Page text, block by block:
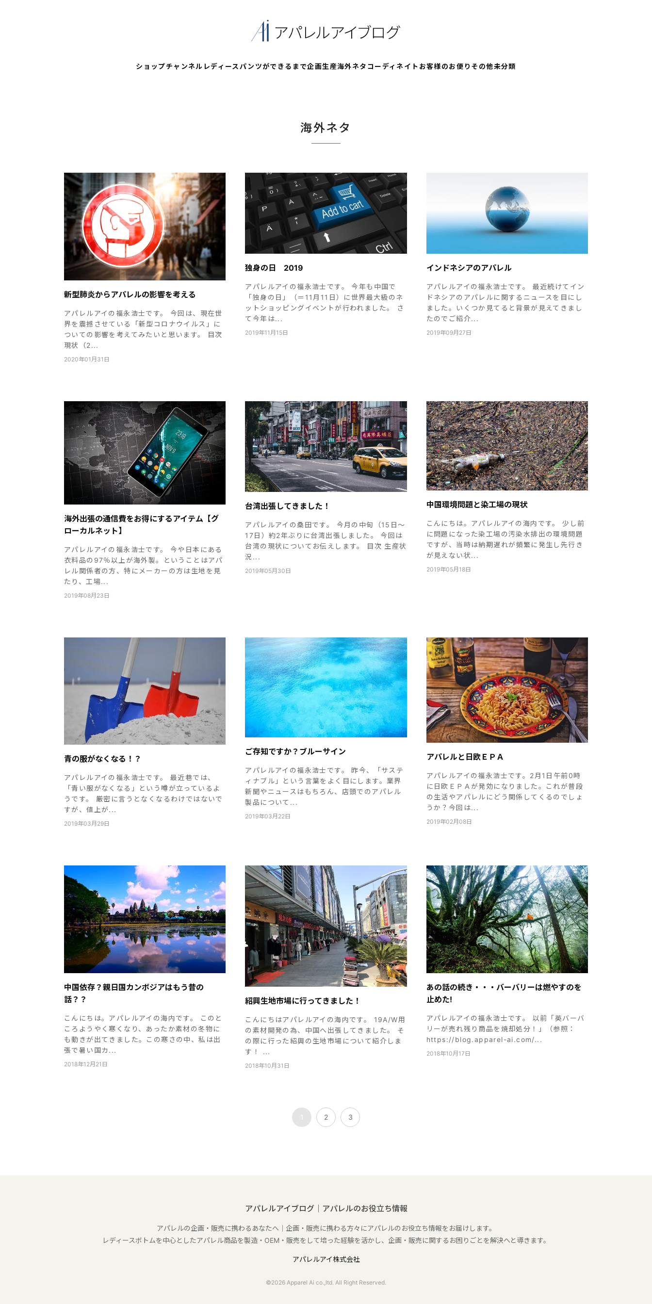
ショップチャンネル レディースパンツができるまで企画生産海外ネタ コーディネイト お客様のお便り その他未分類
海外ネタ
新型肺炎からアパレルの影響を考える
アパレルアイの福永浩士です。 今回は、現在世
界を震撼させている「新型コロナウイルス」に
ついての影響を考えてみたいと思います。 目次
現状（2...
2020年01月31日
独身の日 2019
アパレルアイの福永浩士です。 今年も中国で
「独身の日」（＝11月11日）に世界最大級のネ
ットショッピングイベントが行われました。 さ
て今年は...
2019年11月15日
インドネシアのアパレル
アパレルアイの福永浩士です。 最近続けてイン
ドネシアのアパレルに関するニュースを目にし
ました。いくつか見てると背景が見えてきまし
たのでご紹介...
2019年09月27日
海外出張の通信費をお得にするアイテム【グ
ローカルネット】
アパレルアイの福永浩士です。 今や日本にある
衣料品の97％以上が海外製。ということはアパ
レル関係者の方、特にメーカーの方は生地を見
たり、工場...
2019年08月23日
台湾出張してきました！
アパレルアイの桑田です。 今月の中旬（15日～
17日）約2年ぶりに台湾出張しました。 今回は
台湾の現状についてお伝えします。 目次 生産状
況...
2019年05月30日
中国環境問題と染工場の現状
こんにちは。アパレルアイの海内です。 少し前
に問題になった染工場の汚染水排出の環境問題
ですが、当時は納期遅れが頻繁に発生し先行き
が見えない状...
2019年05月18日
青の服がなくなる！？
アパレルアイの福永浩士です。 最近巷では、
「青い服がなくなる」という噂が立っているよ
うです。 厳密に言うとなくなるわけではないで
すが、値上が...
2019年03月29日
ご存知ですか？ブルーサイン
アパレルアイの福永浩士です。 昨今、「サステ
ィナブル」という言葉をよく目にします。業界
新聞やニュースはもちろん、店頭でのアパレル
製品について...
2019年03月22日
アパレルと日欧ＥＰＡ
アパレルアイの福永浩士です。2月1日午前0時
に日欧ＥＰＡが発効になりました。これが普段
の生活やアパレルにどう関係してくるのでしょ
うか？今回は...
2019年02月08日
中国依存？親日国カンボジアはもう昔の
話？？
こんにちは。アパレルアイの海内です。 このと
ころようやく寒くなり、あったか素材の冬物に
も動きが出てきました。この寒さの中、私は出
張で暑い国カ...
2018年12月21日
紹興生地市場に行ってきました！
こんにちはアパレルアイの海内です。 19A/W用
の素材開発の為、中国へ出張してきました。 そ
の際に行った紹興の生地市場について紹介しま
す！ ...
2018年10月31日
あの話の続き・・・バーバリーは燃やすのを
止めた!
アパレルアイの福永浩士です。 以前「英バーバ
リーが売れ残り商品を焼却処分！」（参照：
https://blog.apparel-ai.com/...
2018年10月17日
1 2 3
アパレルアイブログ｜アパレルのお役立ち情報
アパレルの企画・販売に携わるあなたへ｜企画・販売に携わる方々にアパレルのお役立ち情報をお届けします。
レディースボトムを中心としたアパレル商品を製造・OEM・販売をして培った経験を活かし、企画・販売に関するお困りごとを解決へと導きます。
アパレルアイ株式会社
©2026 Apparel Ai co.,ltd. All Right Reserved.